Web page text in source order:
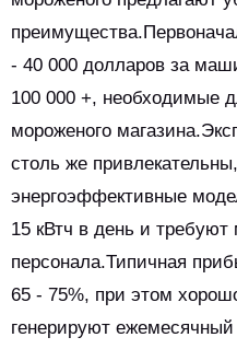
- 40 000 долларов за
100 000 +, необходимые
мороженого
столь же
энергоэффективные
15 кВтч в день и
персонала.Типичная
65 - 75%, при этом
генерируют